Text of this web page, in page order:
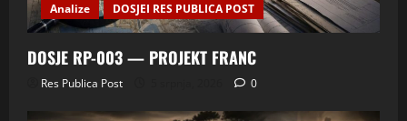
Analize DOSJEI RES PUBLICA POST
DOSJE RP-003 — PROJEKT FRANC
Res Publica Post 0